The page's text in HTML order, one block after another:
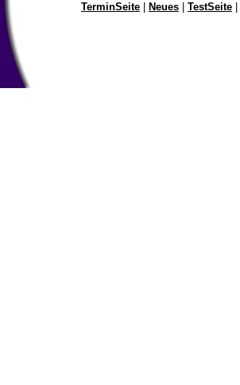
TerminSeite Neues TestSeite